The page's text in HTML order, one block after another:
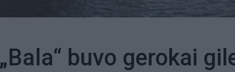
„Bala“ buvo gerokai